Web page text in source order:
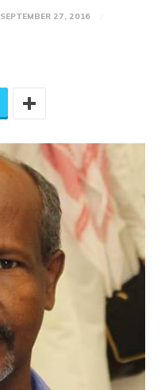
SEPTEMBER 27, 2016